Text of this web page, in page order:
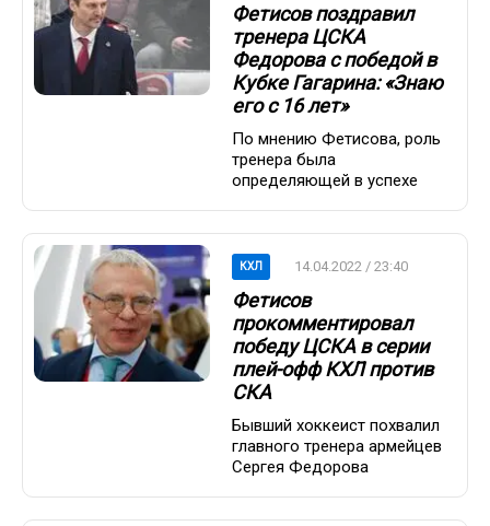
Фетисов поздравил
тренера ЦСКА
Федорова с победой в
Кубке Гагарина: «Знаю
его с 16 лет»
По мнению Фетисова, роль
тренера была
определяющей в успехе
КХЛ 14.04.2022 / 23:40
Фетисов
прокомментировал
победу ЦСКА в серии
плей-офф КХЛ против
СКА
Бывший хоккеист похвалил
главного тренера армейцев
Сергея Федорова